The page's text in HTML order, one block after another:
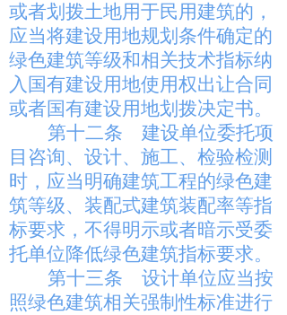
或者划拨土地用于民用建筑的，
应当将建设用地规划条件确定的
绿色建筑等级和相关技术指标纳
入国有建设用地使用权出让合同
或者国有建设用地划拨决定书。
第十二条
建设单位委托项
目咨询、设计、施工、检验检测
时，应当明确建筑工程的绿色建
筑等级、装配式建筑装配率等指
标要求，不得明示或者暗示受委
托单位降低绿色建筑指标要求。
第十三条
设计单位应当按
照绿色建筑相关强制性标准进行